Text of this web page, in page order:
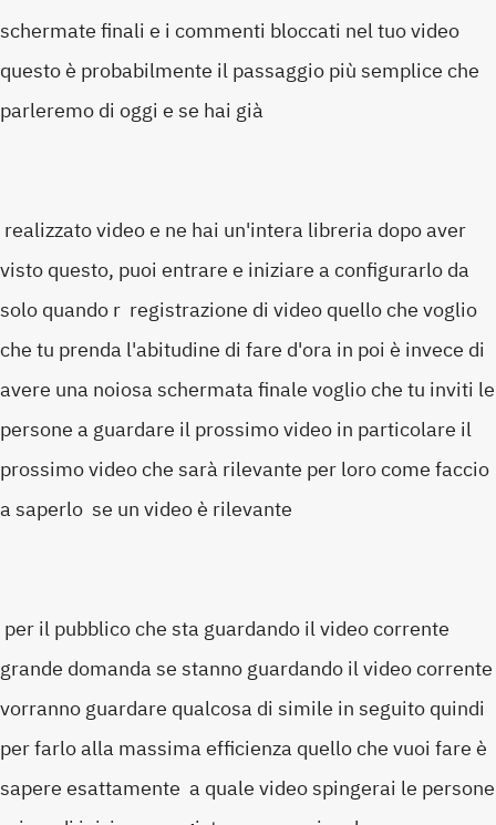
schermate finali e i commenti bloccati nel tuo video
questo è probabilmente il passaggio più semplice che
parleremo di oggi e se hai già
realizzato video e ne hai un'intera libreria dopo aver
visto questo, puoi entrare e iniziare a configurarlo da
solo quando r registrazione di video quello che voglio
che tu prenda l'abitudine di fare d'ora in poi è invece di
avere una noiosa schermata finale voglio che tu inviti le
persone a guardare il prossimo video in particolare il
prossimo video che sarà rilevante per loro come faccio
a saperlo se un video è rilevante
per il pubblico che sta guardando il video corrente
grande domanda se stanno guardando il video corrente
vorranno guardare qualcosa di simile in seguito quindi
per farlo alla massima efficienza quello che vuoi fare è
sapere esattamente a quale video spingerai le persone